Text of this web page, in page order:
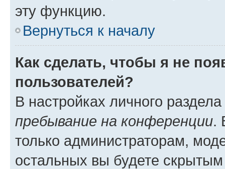
эту функцию.
Вернуться к началу
Как сделать, чтобы я не
пользователей?
В настройках личного
пребывание на конференции.
только администраторам,
остальных вы будете